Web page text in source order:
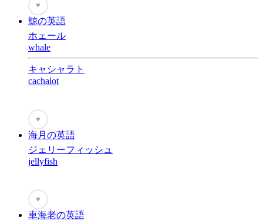
♥
鯨の英語
ホェール
whale
キャシャラト
cachalot
♥
海月の英語
ジェリーフィッシュ
jellyfish
♥
車海老の英語